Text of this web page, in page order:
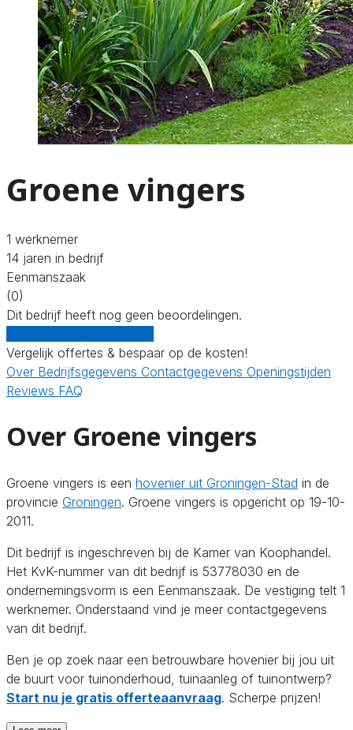
Groene vingers
1 werknemer
14 jaren in bedrijf
Eenmanszaak
(0)
Dit bedrijf heeft nog geen beoordelingen.
Vergelijk offertes & bespaar op de kosten!
Over Bedrijfsgegevens Contactgegevens Openingstijden
Reviews FAQ
Over Groene vingers
Groene vingers is een hovenier uit Groningen-Stad in de
provincie Groningen. Groene vingers is opgericht op 19-10-
2011.
Dit bedrijf is ingeschreven bij de Kamer van Koophandel.
Het KvK-nummer van dit bedrijf is 53778030 en de
ondernemingsvorm is een Eenmanszaak. De vestiging telt 1
werknemer. Onderstaand vind je meer contactgegevens
van dit bedrijf.
Ben je op zoek naar een betrouwbare hovenier bij jou uit
de buurt voor tuinonderhoud, tuinaanleg of tuinontwerp?
Start nu je gratis offerteaanvraag. Scherpe prijzen!